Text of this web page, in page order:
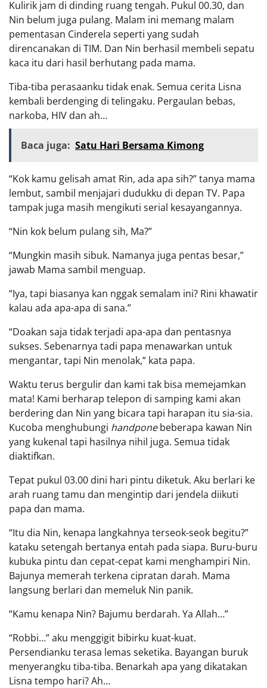
Kulirik jam di dinding ruang tengah. Pukul 00.30, dan
Nin belum juga pulang. Malam ini memang malam
pementasan Cinderela seperti yang sudah
direncanakan di TIM. Dan Nin berhasil membeli sepatu
kaca itu dari hasil berhutang pada mama.
Tiba-tiba perasaanku tidak enak. Semua cerita Lisna
kembali berdenging di telingaku. Pergaulan bebas,
narkoba, HIV dan ah…
Baca juga: Satu Hari Bersama Kimong
“Kok kamu gelisah amat Rin, ada apa sih?” tanya mama
lembut, sambil menjajari dudukku di depan TV. Papa
tampak juga masih mengikuti serial kesayangannya.
“Nin kok belum pulang sih, Ma?”
“Mungkin masih sibuk. Namanya juga pentas besar,”
jawab Mama sambil menguap.
“Iya, tapi biasanya kan nggak semalam ini? Rini khawatir
kalau ada apa-apa di sana.”
“Doakan saja tidak terjadi apa-apa dan pentasnya
sukses. Sebenarnya tadi papa menawarkan untuk
mengantar, tapi Nin menolak,” kata papa.
Waktu terus bergulir dan kami tak bisa memejamkan
mata! Kami berharap telepon di samping kami akan
berdering dan Nin yang bicara tapi harapan itu sia-sia.
Kucoba menghubungi handponebeberapa kawan Nin
yang kukenal tapi hasilnya nihil juga. Semua tidak
diaktifkan.
Tepat pukul 03.00 dini hari pintu diketuk. Aku berlari ke
arah ruang tamu dan mengintip dari jendela diikuti
papa dan mama.
“Itu dia Nin, kenapa langkahnya terseok-seok begitu?”
kataku setengah bertanya entah pada siapa. Buru-buru
kubuka pintu dan cepat-cepat kami menghampiri Nin.
Bajunya memerah terkena cipratan darah. Mama
langsung berlari dan memeluk Nin panik.
“Kamu kenapa Nin? Bajumu berdarah. Ya Allah…”
“Robbi…” aku menggigit bibirku kuat-kuat.
Persendianku terasa lemas seketika. Bayangan buruk
menyerangku tiba-tiba. Benarkah apa yang dikatakan
Lisna tempo hari? Ah…